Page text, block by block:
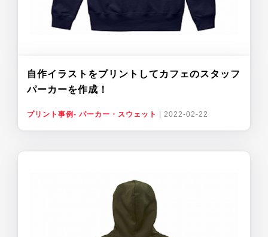
自作イラストをプリントしてカフェのスタッフ
パーカーを作成！
プリント事例- パーカー・スウェット 2022-02-22